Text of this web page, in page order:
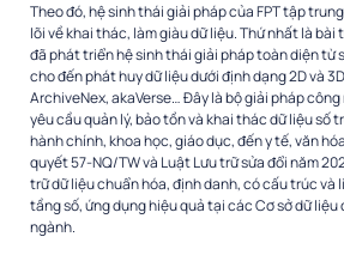
Theo đó, hệ sinh thái giải pháp của FPT tập
lõi về khai thác, làm giàu dữ liệu. Thứ nhất là bài
đã phát triển hệ sinh thái giải pháp toàn diện từ
cho đến phát huy dữ liệu dưới định dạng 2D và
ArchiveNex, akaVerse… Đây là bộ giải pháp
yêu cầu quản lý, bảo tồn và khai thác dữ liệu số
hành chính, khoa học, giáo dục, đến y tế, văn
quyết 57-NQ/TW và Luật Lưu trữ sửa đổi năm
trữ dữ liệu chuẩn hóa, định danh, có cấu trúc và
tầng số, ứng dụng hiệu quả tại các Cơ sở dữ
ngành.